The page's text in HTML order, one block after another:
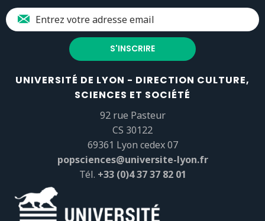
UNIVERSITÉ DE LYON - DIRECTION CULTURE,
SCIENCES ET SOCIÉTÉ
92 rue Pasteur
CS 30122
69361 Lyon cedex 07
popsciences@universite-lyon.fr
Tél. +33 (0)4 37 37 82 01